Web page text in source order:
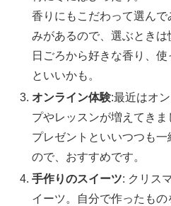
香りにもこだわって選ん
みがあるので、選ぶときは
日ごろから好きな香り、
といいかも。
オンライン体験:最近はオ
プやレッスンが増えてきま
プレゼントといいつつも
ので、おすすめです。
手作りのスイーツ: クリス
イーツ。自分で作ったも